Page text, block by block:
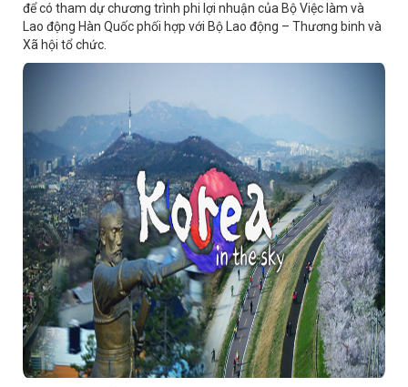
để có tham dự chương trình phi lợi nhuận của Bộ Việc làm và
Lao động Hàn Quốc phối hợp với Bộ Lao động – Thương binh và
Xã hội tổ chức.